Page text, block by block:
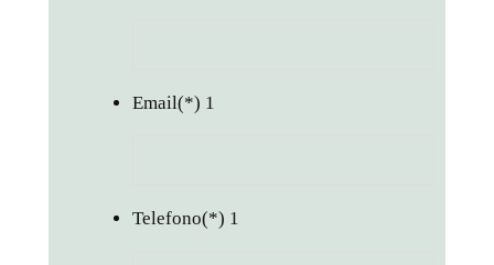
Email(*) 1
Telefono(*) 1